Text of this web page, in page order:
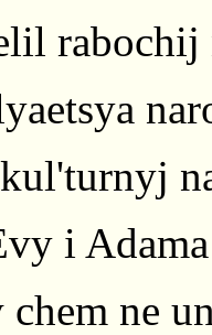
rabochij
i
ne